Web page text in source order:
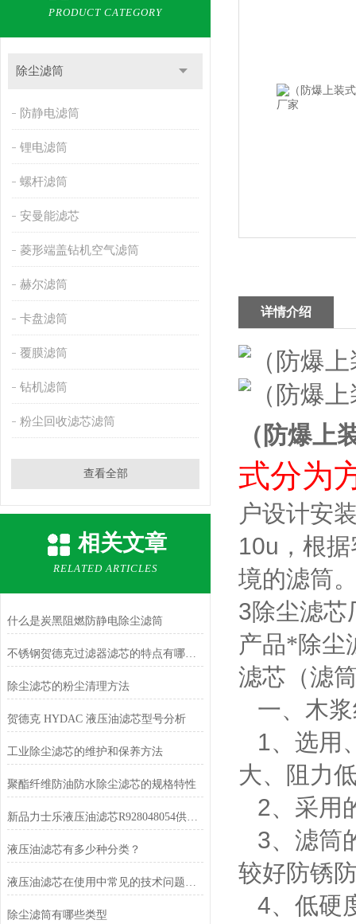
PRODUCT CATEGORY
除尘滤筒
防静电滤筒
锂电滤筒
螺杆滤筒
安曼能滤芯
菱形端盖钻机空气滤筒
赫尔滤筒
卡盘滤筒
覆膜滤筒
钻机滤筒
粉尘回收滤芯滤筒
查看全部
相关文章
RELATED ARTICLES
什么是炭黑阻燃防静电除尘滤筒
不锈钢贺德克过滤器滤芯的特点有哪些？
除尘滤芯的粉尘清理方法
贺德克 HYDAC 液压油滤芯型号分析
工业除尘滤芯的维护和保养方法
聚酯纤维防油防水除尘滤芯的规格特性
新品力士乐液压油滤芯R928048054供应厂家
液压油滤芯有多少种分类？
液压油滤芯在使用中常见的技术问题有哪些
除尘滤筒有哪些类型
详情介绍
（防爆上
式分为
户设计安
10u ，根
境的滤筒
3除尘滤芯
产品*除尘
滤芯（滤
一、木
1、选用
大、阻力
2、采用
3、滤筒
较好防锈
4、低硬